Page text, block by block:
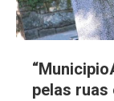
pelas ruas